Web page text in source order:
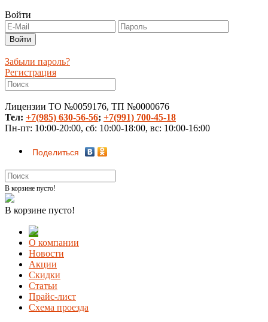
Войти
Забыли пароль?
Регистрация
Лицензии ТО №0059176, ТП №0000676
Тел: +7(985) 630-56-56; +7(991) 700-45-18
Пн-пт: 10:00-20:00, сб: 10:00-18:00, вс: 10:00-16:00
Поделиться
В корзине пусто!
В корзине пусто!
О компании
Новости
Акции
Скидки
Статьи
Прайс-лист
Схема проезда